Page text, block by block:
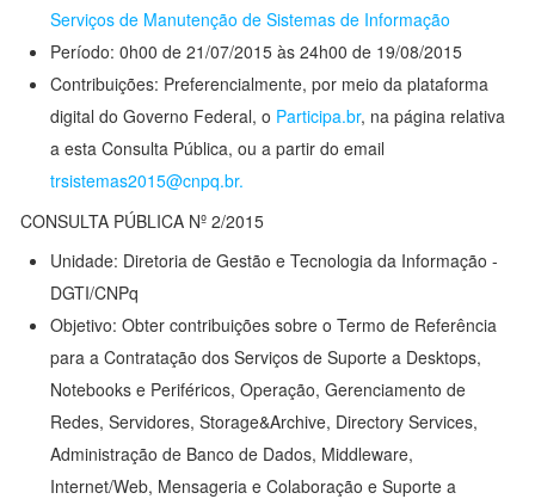
Serviços de Manutenção de Sistemas de Informação
Período: 0h00 de 21/07/2015 às 24h00 de 19/08/2015
Contribuições: Preferencialmente, por meio da plataforma
digital do Governo Federal, o Participa.br, na página relativa
a esta Consulta Pública, ou a partir do email
trsistemas2015@cnpq.br.
CONSULTA PÚBLICA Nº 2/2015
Unidade: Diretoria de Gestão e Tecnologia da Informação -
DGTI/CNPq
Objetivo: Obter contribuições sobre o Termo de Referência
para a Contratação dos Serviços de Suporte a Desktops,
Notebooks e Periféricos, Operação, Gerenciamento de
Redes, Servidores, Storage&Archive, Directory Services,
Administração de Banco de Dados, Middleware,
Internet/Web, Mensageria e Colaboração e Suporte a